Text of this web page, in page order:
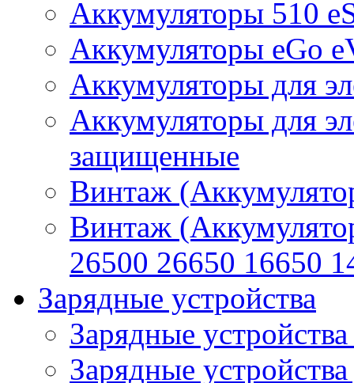
Аккумуляторы 510
Аккумуляторы eGo
Аккумуляторы для
Аккумуляторы для
защищенные
Винтаж
Винтаж
26500 26650 16650
Зарядные устройства
Зарядные
Зарядные